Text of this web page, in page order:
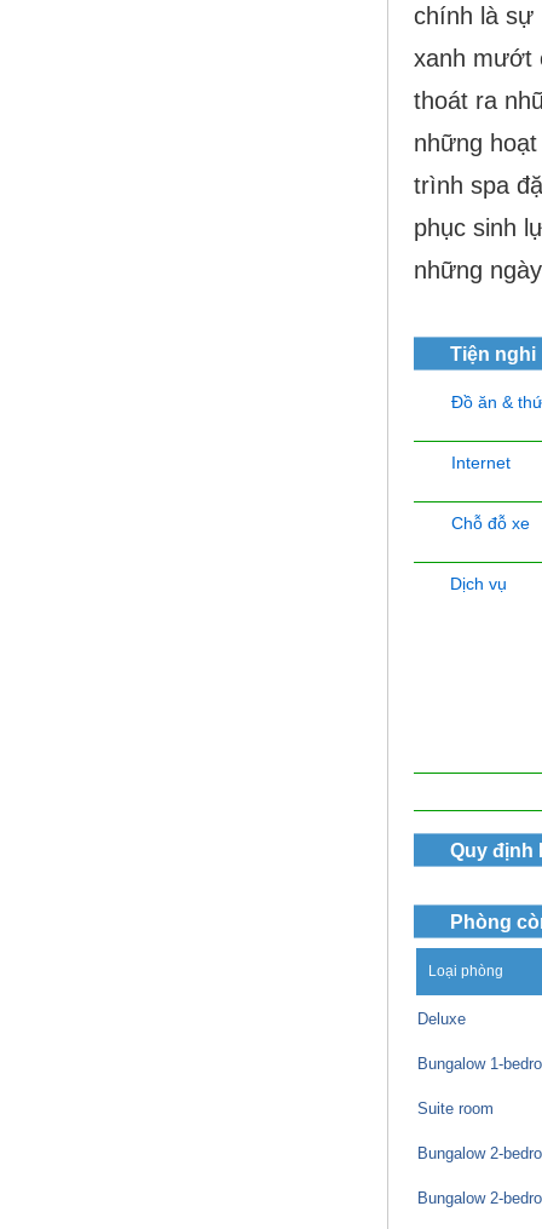
chính là sự
xanh mướt
thoát ra
những
trình spa
phục sinh
những
Tiện nghi
Đồ ăn &
Internet
Chỗ đỗ xe
Dịch vụ
Quy định
Phòng
Loại phòng
Deluxe
Bungalow 1-
Suite room
Bungalow 2-
Bungalow 2-